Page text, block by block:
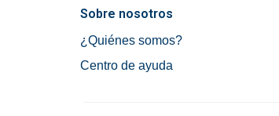
Sobre nosotros
¿Quiénes somos?
Centro de ayuda